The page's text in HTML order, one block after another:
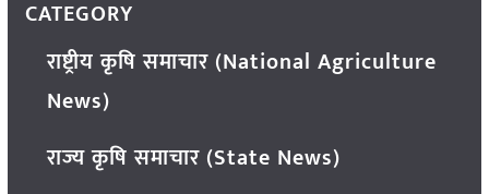
CATEGORY
राष्ट्रीय कृषि समाचार (National Agriculture
News)
राज्य कृषि समाचार (State News)